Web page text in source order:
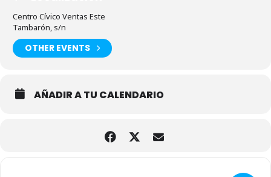
Centro Cívico Ventas Este
Tambarón, s/n
OTHER EVENTS
AÑADIR A TU CALENDARIO